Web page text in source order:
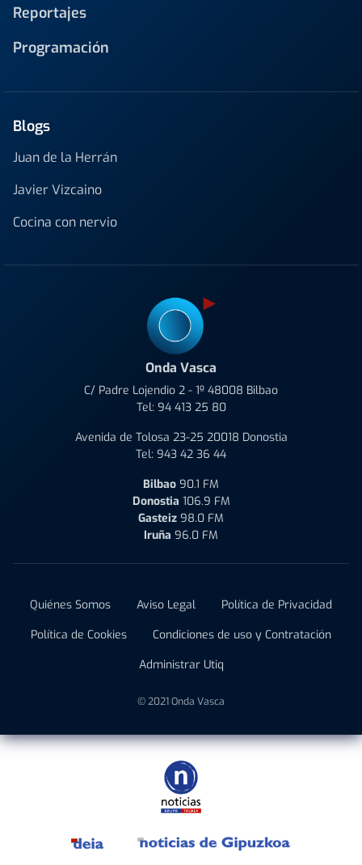
Reportajes
Programación
Blogs
Juan de la Herrán
Javier Vizcaino
Cocina con nervio
Onda Vasca
C/ Padre Lojendio 2 - 1º 48008 Bilbao
Tel: 94 413 25 80
Avenida de Tolosa 23-25 20018 Donostia
Tel: 943 42 36 44
Bilbao 90.1 FM
Donostia 106.9 FM
Gasteiz 98.0 FM
Iruña 96.0 FM
Quiénes Somos Aviso Legal
Política de Privacidad
Política de Cookies
Condiciones de uso y Contratación
Administrar Utiq
© 2021 Onda Vasca